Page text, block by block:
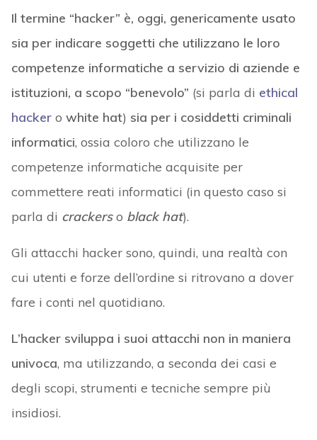
Il termine “hacker” è, oggi, genericamente usato
sia per indicare soggetti che utilizzano le loro
competenze informatiche a servizio di aziende e
istituzioni, a scopo “benevolo” (si parla di ethical
hackero white hat) sia per i cosiddetti criminali
informatici, ossia coloro che utilizzano le
competenze informatiche acquisite per
commettere reati informatici (in questo caso si
parla di crackerso black hat).
Gli attacchi hacker sono, quindi, una realtà con
cui utenti e forze dell’ordine si ritrovano a dover
fare i conti nel quotidiano.
L’hacker sviluppa i suoi attacchi non in maniera
univoca, ma utilizzando, a seconda dei casi e
degli scopi, strumenti e tecniche sempre più
insidiosi.